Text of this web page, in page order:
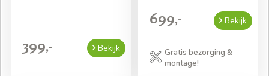
399,- Bekijk
699,- Bekijk
Gratis bezorging &
montage!